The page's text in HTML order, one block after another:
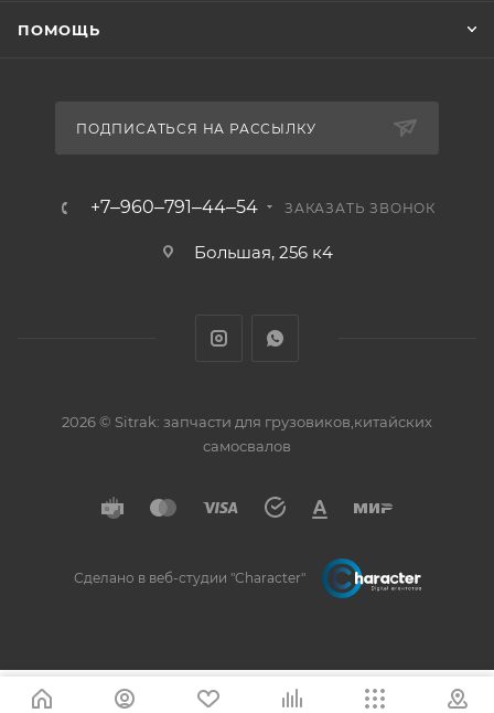
ПОМОЩЬ
ПОДПИСАТЬСЯ НА РАССЫЛКУ
+7‒960‒791‒44‒54 ЗАКАЗАТЬ ЗВОНОК
Большая, 256 к4
2026 © Sitrak: запчасти для грузовиков,китайских
самосвалов
Сделано в веб-студии "Character"